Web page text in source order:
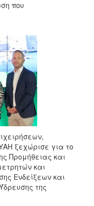
που
ξεχώρισε για το
Προμήθειας και
και
Ενδείξεων και
της